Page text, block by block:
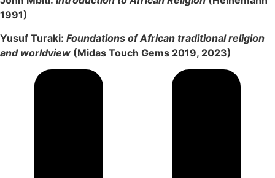
1991)
Yusuf Turaki: Foundations of African traditional religion
and worldview (Midas Touch Gems 2019, 2023)